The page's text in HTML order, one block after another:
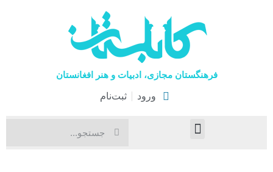
فرهنگستان مجازی، ادبیات و هنر افغانستان
ورود ثبت‌نام